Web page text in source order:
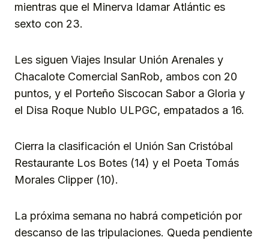
mientras que el Minerva Idamar Atlántic es
sexto con 23.
Les siguen Viajes Insular Unión Arenales y
Chacalote Comercial SanRob, ambos con 20
puntos, y el Porteño Siscocan Sabor a Gloria y
el Disa Roque Nublo ULPGC, empatados a 16.
Cierra la clasificación el Unión San Cristóbal
Restaurante Los Botes (14) y el Poeta Tomás
Morales Clipper (10).
La próxima semana no habrá competición por
descanso de las tripulaciones. Queda pendiente